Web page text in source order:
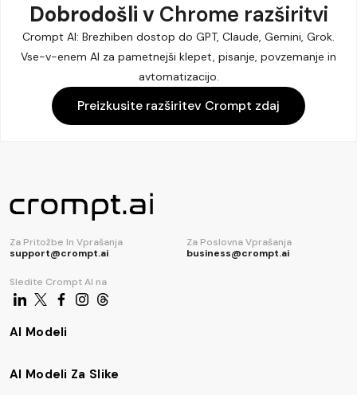
Dobrodošli v Chrome razširitvi
Crompt AI: Brezhiben dostop do GPT, Claude, Gemini, Grok.
Vse-v-enem AI za pametnejši klepet, pisanje, povzemanje in
avtomatizacijo.
Preizkusite razširitev Crompt zdaj
Za Pritožbe In Vprašanja
support@crompt.ai
Za Poslovna Vprašanja
business@crompt.ai
Sledite Crompt AI na
AI Modeli
AI Modeli Za Slike